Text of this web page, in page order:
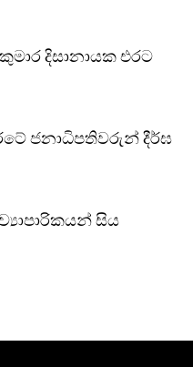
දිසානායක එරට
ජනාධිපතිවරුන් දීර්ඝ
සිය